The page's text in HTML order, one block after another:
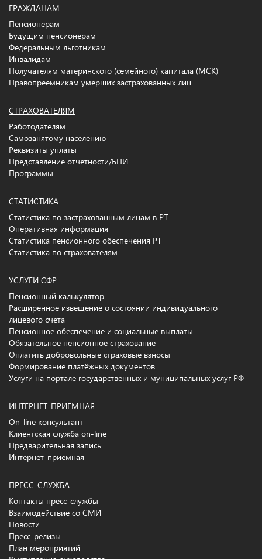
ГРАЖДАНАМ
Пенсионерам
Будущим пенсионерам
Федеральным льготникам
Инвалидам
Получателям материнского (семейного) капитала (МСК)
Правопреемникам умерших застрахованных лиц
СТРАХОВАТЕЛЯМ
Работодателям
Самозанятому населению
Реквизиты уплаты
Представление отчетности/БПИ
Программы
СТАТИСТИКА
Статистика по застрахованным лицам в РТ
Оперативная информация
Статистика пенсионного обеспечения РТ
Статистика по страхователям
УСЛУГИ СФР
Пенсионный калькулятор
Расширенное извещение о состоянии индивидуального
лицевого счета
Пенсионное обеспечение и социальные выплаты
Обязательное пенсионное страхование
Оплатить добровольные страховые взносы
Формирование платёжных документов
Услуги на портале государственных и муниципальных услуг РФ
ИНТЕРНЕТ-ПРИЕМНАЯ
On-line консультант
Клиентская служба on-line
Предварительная запись
Интернет-приемная
ПРЕСС-СЛУЖБА
Контакты пресс-службы
Взаимодействие со СМИ
Новости
Пресс-релизы
План мероприятий